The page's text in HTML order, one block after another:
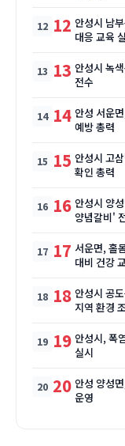
12 안성시 남
대응 교육
13 안성시 녹
전수
14 안성 서운
예방 총력
15 안성시 고
확인 총력
16 안성시 양
양념갈비'
17 서운면, 홀
대비 건강
18 안성시 공
지역 환경
19 안성시, 폭
실시
20 안성 양성
운영